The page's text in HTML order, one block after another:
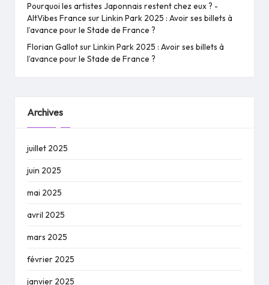
Pourquoi les artistes Japonnais restent chez eux ? -
AltVibes France surLinkin Park 2025 : Avoir ses billets à
l’avance pour le Stade de France ?
Florian GallotsurLinkin Park 2025 : Avoir ses billets à
l’avance pour le Stade de France ?
Archives
juillet 2025
juin 2025
mai 2025
avril 2025
mars 2025
février 2025
janvier 2025